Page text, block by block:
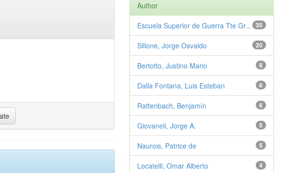
Author
35
Escuela Superior de Guerra Tte Gr...
20
Sillone, Jorge Osvaldo
8
Bertotto, Justino Mario
6
Dalla Fontana, Luis Esteban
6
Rattenbach, Benjamín
5
Giovaneli, Jorge A.
5
Naurois, Patrice de
4
Locatelli, Omar Alberto